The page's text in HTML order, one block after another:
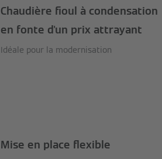
Chaudière fioul à condensation
en fonte d'un prix attrayant
Idéale pour la modernisation
Mise en place flexible